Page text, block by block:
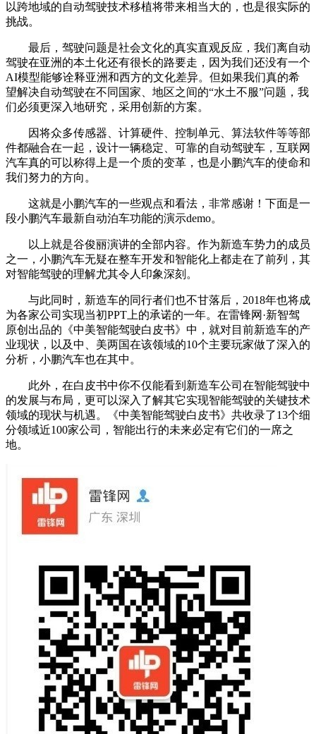
以跨地域的自动驾驶技术移植将带来相当大的，也是很实际的
挑战。
最后，驾驶问题是社会文化的真实直观反应，我们离自动
驾驶在亚洲的本土化还有很长的路要走，因为我们还没有一个
AI模型能够诠释亚洲和西方的文化差异。但如果我们真的希
望解决自动驾驶在不同国家、地区之间的“水土不服”问题，我
们必须更深入地研究，采用创新的方案。
因将众多传感器、计算硬件、控制单元、算法软件等等部
件都融合在一起，设计一辆稳定、可靠的自动驾驶车，互联网
汽车真的可以称得上是一个质的变革，也是小鹏汽车的使命和
我们努力的方向。
这就是小鹏汽车的一些观点和看法，非常感谢！下面是一
段小鹏汽车最新自动泊车功能的演示demo。
以上就是谷俊丽演讲的全部内容。作为新造车势力的成员
之一，小鹏汽车无疑在整车开发和智能化上都走在了前列，其
对智能驾驶的理解尤其令人印象深刻。
与此同时，新造车的同行者们也不甘落后，2018年也将成
为各家公司实现当初PPT上的承诺的一年。在雷锋网·新智驾
原创出品的《中美智能驾驶白皮书》中，就对目前新造车的产
业现状，以及中、美两国在该领域的10个主要玩家做了深入的
分析，小鹏汽车也在其中。
此外，在白皮书中你不仅能看到新造车公司在智能驾驶中
的发展与布局，更可以深入了解其它实现智能驾驶的关键技术
领域的现状与机遇。《中美智能驾驶白皮书》共收录了13个细
分领域近100家公司，智能出行的未来必定有它们的一席之
地。